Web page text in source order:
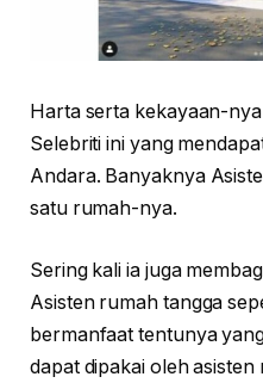
Harta serta kekayaan-
Selebriti ini yang
Andara. Banyaknya
satu rumah-nya.
Sering kali ia juga
Asisten rumah tangga
bermanfaat tentunya
dapat dipakai oleh asisten